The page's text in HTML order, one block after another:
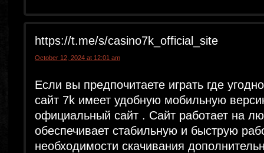
https://t.me/s/casino7k_official_site
October 12, 2024 at 12:01 am
Если вы предпочитаете играть где
сайт 7k имеет удобную мобильную
официальный сайт . Сайт работает на
обеспечивает стабильную и быструю
необходимости скачивания